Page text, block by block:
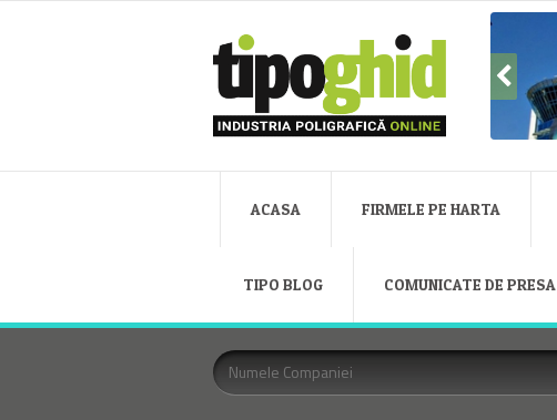
ACASA FIRMELE PE HARTA
TIPO BLOG COMUNICATE DE PRESA